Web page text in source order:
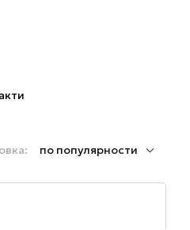
по популярности